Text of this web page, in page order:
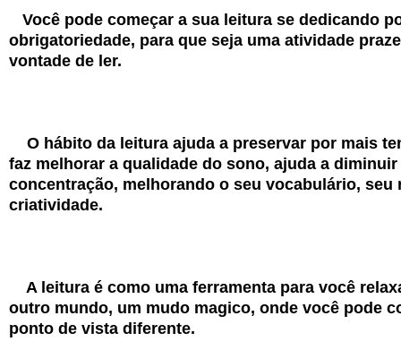
Você pode começar a sua leitura se dedicando
obrigatoriedade, para que seja uma atividade
vontade de ler.
O hábito da leitura ajuda a preservar por mais
faz melhorar a qualidade do sono, ajuda a
concentração, melhorando o seu vocabulário,
criatividade.
A leitura é como uma ferramenta para você
outro mundo, um mudo magico, onde você pode
ponto de vista diferente.